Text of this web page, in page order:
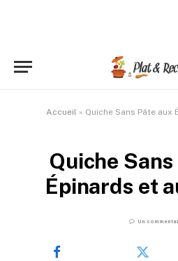
Accueil » Quiche Sans Pâte aux
Quiche
Épinards et
Un